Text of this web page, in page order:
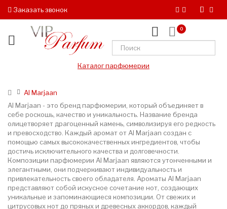
Заказать звонок
0
Каталог парфюмерии
Al Marjaan
Al Marjaan - это бренд парфюмерии, который объединяет в
себе роскошь, качество и уникальность. Название бренда
олицетворяет драгоценный камень, символизируя его редкость
и превосходство. Каждый аромат от Al Marjaan создан с
помощью самых высококачественных ингредиентов, чтобы
достичь исключительного качества и долговечности.
Композиции парфюмерии Al Marjaan являются утонченными и
элегантными, они подчеркивают индивидуальность и
привлекательность своего обладателя. Ароматы Al Marjaan
представляют собой искусное сочетание нот, создающих
уникальные и запоминающиеся композиции. От свежих и
цитрусовых нот до пряных и древесных аккордов, каждый